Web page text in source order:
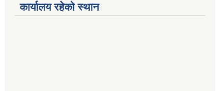
कार्यालय रहेको स्थान